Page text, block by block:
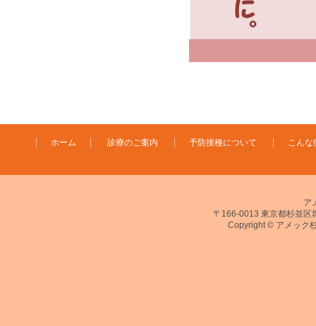
ホーム 診療のご案内 予防接種について こん
ア
〒166-0013 東京都杉並区
Copyright © アメック